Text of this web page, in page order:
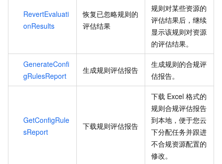
RevertEvaluati
onResults
恢复已忽略规则的
评估结果
规则对某些资源的
评估结果后，继续
显示该规则对资源
的评估结果。
GenerateConfi
gRulesReport
生成规则评估报告
生成规则的合规评
估报告。
GetConfigRule
sReport
下载规则评估报告
下载 Excel 格式的
规则合规评估报告
到本地，便于您云
下分配任务并跟进
不合规资源配置的
修改。